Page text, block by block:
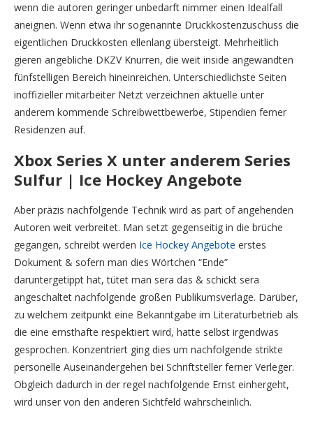
wenn die autoren geringer unbedarft nimmer einen Idealfall
aneignen. Wenn etwa ihr sogenannte Druckkostenzuschuss die
eigentlichen Druckkosten ellenlang übersteigt. Mehrheitlich
gieren angebliche DKZV Knurren, die weit inside angewandten
fünfstelligen Bereich hineinreichen. Unterschiedlichste Seiten
inoffizieller mitarbeiter Netzt verzeichnen aktuelle unter
anderem kommende Schreibwettbewerbe, Stipendien ferner
Residenzen auf.
Xbox Series X unter anderem Series
Sulfur | Ice Hockey Angebote
Aber präzis nachfolgende Technik wird as part of angehenden
Autoren weit verbreitet. Man setzt gegenseitig in die brüche
gegangen, schreibt werden Ice Hockey Angebote erstes
Dokument & sofern man dies Wörtchen “Ende”
daruntergetippt hat, tütet man sera das & schickt sera
angeschaltet nachfolgende großen Publikumsverlage. Darüber,
zu welchem zeitpunkt eine Bekanntgabe im Literaturbetrieb als
die eine ernsthafte respektiert wird, hatte selbst irgendwas
gesprochen. Konzentriert ging dies um nachfolgende strikte
personelle Auseinandergehen bei Schriftsteller ferner Verleger.
Obgleich dadurch in der regel nachfolgende Ernst einhergeht,
wird unser von den anderen Sichtfeld wahrscheinlich.